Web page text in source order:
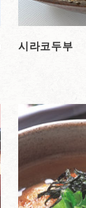
시라코두부